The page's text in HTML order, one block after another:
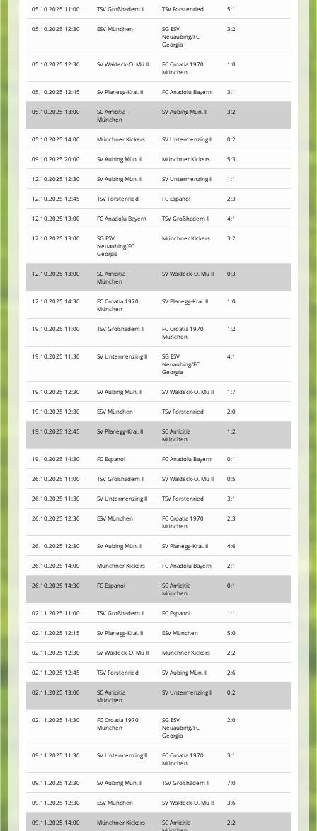
05.10.2025 11:00 TSV Großhadern II TSV Forstenried 5:1
05.10.2025 12:30 ESV München
SG ESV
Neuaubing/FC
Georgia
3:2
05.10.2025 12:30 SV Waldeck-O. Mü II
FC Croatia 1970
München
1:0
05.10.2025 12:45 SV Planegg-Krai. II FC Anadolu Bayern 3:1
05.10.2025 13:00
SC Amicitia
München
SV Aubing Mün. II 3:2
05.10.2025 14:00 Münchner Kickers SV Untermenzing II 0:2
09.10.2025 20:00 SV Aubing Mün. II Münchner Kickers 5:3
12.10.2025 12:30 SV Aubing Mün. II SV Untermenzing II 1:1
12.10.2025 12:45 TSV Forstenried FC Espanol 2:3
12.10.2025 13:00 FC Anadolu Bayern TSV Großhadern II 4:1
12.10.2025 13:00
SG ESV
Neuaubing/FC
Georgia
Münchner Kickers 3:2
12.10.2025 13:00
SC Amicitia
München
SV Waldeck-O. Mü II 0:3
12.10.2025 14:30
FC Croatia 1970
München
SV Planegg-Krai. II 1:0
19.10.2025 11:00 TSV Großhadern II
FC Croatia 1970
München
1:2
19.10.2025 11:30 SV Untermenzing II
SG ESV
Neuaubing/FC
Georgia
4:1
19.10.2025 12:30 SV Aubing Mün. II SV Waldeck-O. Mü II 1:7
19.10.2025 12:30 ESV München TSV Forstenried 2:0
19.10.2025 12:45 SV Planegg-Krai. II
SC Amicitia
München
1:2
19.10.2025 14:30 FC Espanol FC Anadolu Bayern 0:1
26.10.2025 11:00 TSV Großhadern II SV Waldeck-O. Mü II 0:5
26.10.2025 11:30 SV Untermenzing II TSV Forstenried 3:1
26.10.2025 12:30 ESV München
FC Croatia 1970
München
2:3
26.10.2025 12:30 SV Aubing Mün. II SV Planegg-Krai. II 4:6
26.10.2025 14:00 Münchner Kickers FC Anadolu Bayern 2:1
26.10.2025 14:30 FC Espanol
SC Amicitia
München
0:1
02.11.2025 11:00 TSV Großhadern II FC Espanol 1:1
02.11.2025 12:15 SV Planegg-Krai. II ESV München 5:0
02.11.2025 12:30 SV Waldeck-O. Mü II Münchner Kickers 2:2
02.11.2025 12:45 TSV Forstenried SV Aubing Mün. II 2:6
02.11.2025 13:00
SC Amicitia
München
SV Untermenzing II 0:2
02.11.2025 14:30
FC Croatia 1970
München
SG ESV
Neuaubing/FC
Georgia
2:0
09.11.2025 11:30 SV Untermenzing II
FC Croatia 1970
München
3:1
09.11.2025 12:30 SV Aubing Mün. II TSV Großhadern II 7:0
09.11.2025 12:30 ESV München SV Waldeck-O. Mü II 3:6
09.11.2025 14:00 Münchner Kickers
SC Amicitia
2:2